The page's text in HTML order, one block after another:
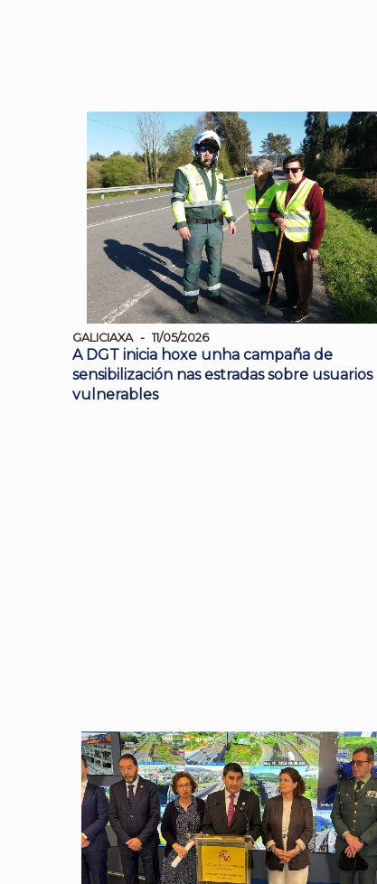
GALICIAXA 11/05/2026
A DGT inicia hoxe unha campaña de
sensibilización nas estradas sobre usuarios
vulnerables